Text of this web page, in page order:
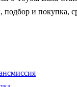
подбор и покупка,